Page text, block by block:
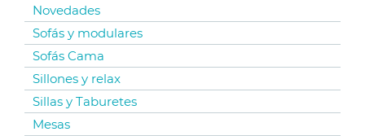
Novedades
Sofás y modulares
Sofás Cama
Sillones y relax
Sillas y Taburetes
Mesas